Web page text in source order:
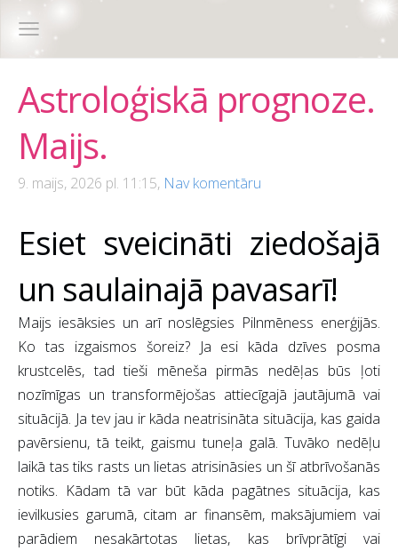
Astroloģiskā prognoze.
Maijs.
9. maijs, 2026 pl. 11:15, Nav komentāru
Esiet sveicināti ziedošajā
un saulainajā pavasarī!
Maijs iesāksies un arī noslēgsies Pilnmēness enerģijās.
Ko tas izgaismos šoreiz? Ja esi kāda dzīves posma
krustcelēs, tad tieši mēneša pirmās nedēļas būs ļoti
nozīmīgas un transformējošas attiecīgajā jautājumā vai
situācijā. Ja tev jau ir kāda neatrisināta situācija, kas gaida
pavērsienu, tā teikt, gaismu tuneļa galā. Tuvāko nedēļu
laikā tas tiks rasts un lietas atrisināsies un šī atbrīvošanās
notiks. Kādam tā var būt kāda pagātnes situācija, kas
ievilkusies garumā, citam ar finansēm, maksājumiem vai
parādiem nesakārtotas lietas, kas brīvprātīgi vai